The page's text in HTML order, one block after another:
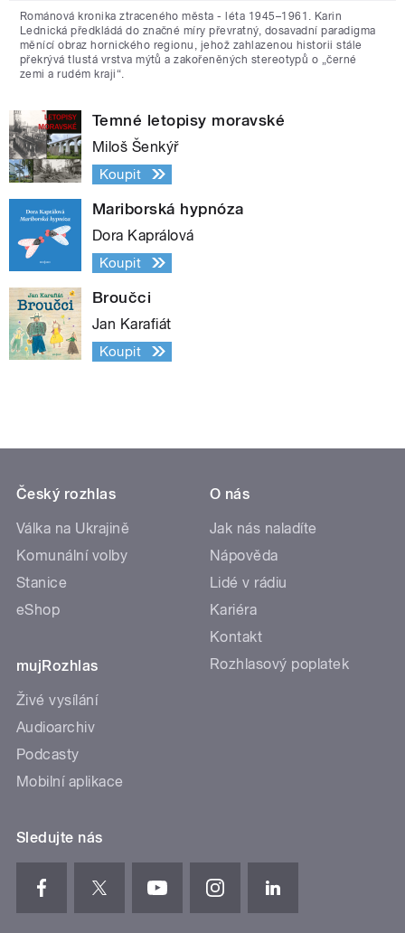
Románová kronika ztraceného města - léta 1945–1961. Karin
Lednická předkládá do značné míry převratný, dosavadní paradigma
měnící obraz hornického regionu, jehož zahlazenou historii stále
překrývá tlustá vrstva mýtů a zakořeněných stereotypů o „černé
zemi a rudém kraji“.
Temné letopisy moravské
Miloš Šenkýř
Koupit
Mariborská hypnóza
Dora Kaprálová
Koupit
Broučci
Jan Karafiát
Koupit
Český rozhlas
Válka na Ukrajině
Komunální volby
Stanice
eShop
mujRozhlas
Živé vysílání
Audioarchiv
Podcasty
Mobilní aplikace
O nás
Jak nás naladíte
Nápověda
Lidé v rádiu
Kariéra
Kontakt
Rozhlasový poplatek
Sledujte nás